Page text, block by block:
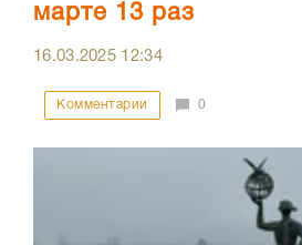
марте 13 раз
16.03.2025 12:34
Комментарии 0